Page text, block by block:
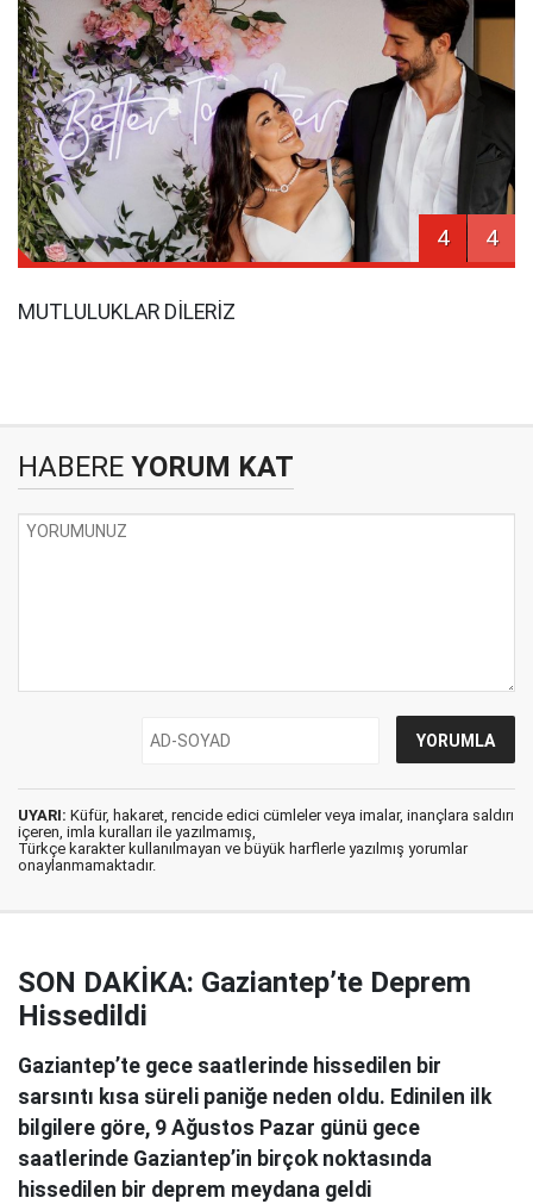
4 4
MUTLULUKLAR DİLERİZ
HABERE YORUM KAT
UYARI: Küfür, hakaret, rencide edici cümleler veya imalar, inançlara saldırı
içeren, imla kuralları ile yazılmamış,
Türkçe karakter kullanılmayan ve büyük harflerle yazılmış yorumlar
onaylanmamaktadır.
SON DAKİKA: Gaziantep’te Deprem
Hissedildi
Gaziantep’te gece saatlerinde hissedilen bir
sarsıntı kısa süreli paniğe neden oldu. Edinilen ilk
bilgilere göre, 9 Ağustos Pazar günü gece
saatlerinde Gaziantep’in birçok noktasında
hissedilen bir deprem meydana geldi